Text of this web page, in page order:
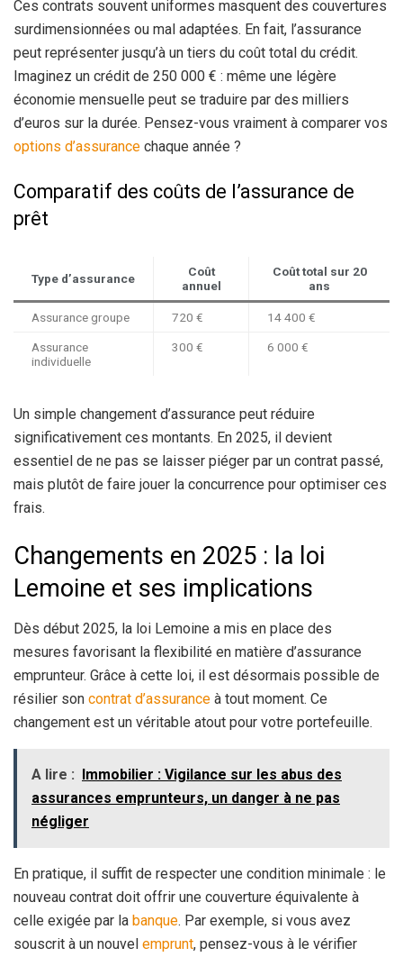
Ces contrats souvent uniformes masquent des couvertures
surdimensionnées ou mal adaptées. En fait, l’assurance
peut représenter jusqu’à un tiers du coût total du crédit.
Imaginez un crédit de 250 000 € : même une légère
économie mensuelle peut se traduire par des milliers
d’euros sur la durée. Pensez-vous vraiment à comparer vos
options d’assurance chaque année ?
Comparatif des coûts de l’assurance de
prêt
Type d’assurance
Coût
annuel
Coût total sur 20
ans
Assurance groupe 720 € 14 400 €
Assurance
individuelle
300 € 6 000 €
Un simple changement d’assurance peut réduire
significativement ces montants. En 2025, il devient
essentiel de ne pas se laisser piéger par un contrat passé,
mais plutôt de faire jouer la concurrence pour optimiser ces
frais.
Changements en 2025 : la loi
Lemoine et ses implications
Dès début 2025, la loi Lemoine a mis en place des
mesures favorisant la flexibilité en matière d’assurance
emprunteur. Grâce à cette loi, il est désormais possible de
résilier son contrat d’assurance à tout moment. Ce
changement est un véritable atout pour votre portefeuille.
A lire : Immobilier : Vigilance sur les abus des
assurances emprunteurs, un danger à ne pas
négliger
En pratique, il suffit de respecter une condition minimale : le
nouveau contrat doit offrir une couverture équivalente à
celle exigée par la banque. Par exemple, si vous avez
souscrit à un nouvel emprunt, pensez-vous à le vérifier